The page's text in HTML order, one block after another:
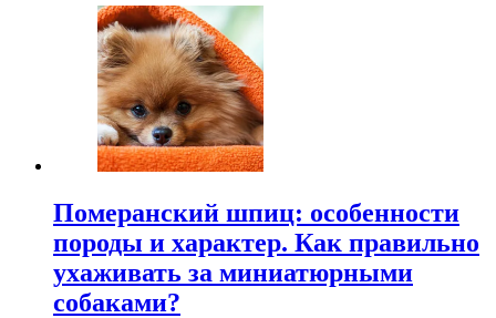
Померанский шпиц: особенности
породы и характер. Как правильно
ухаживать за миниатюрными
собаками?